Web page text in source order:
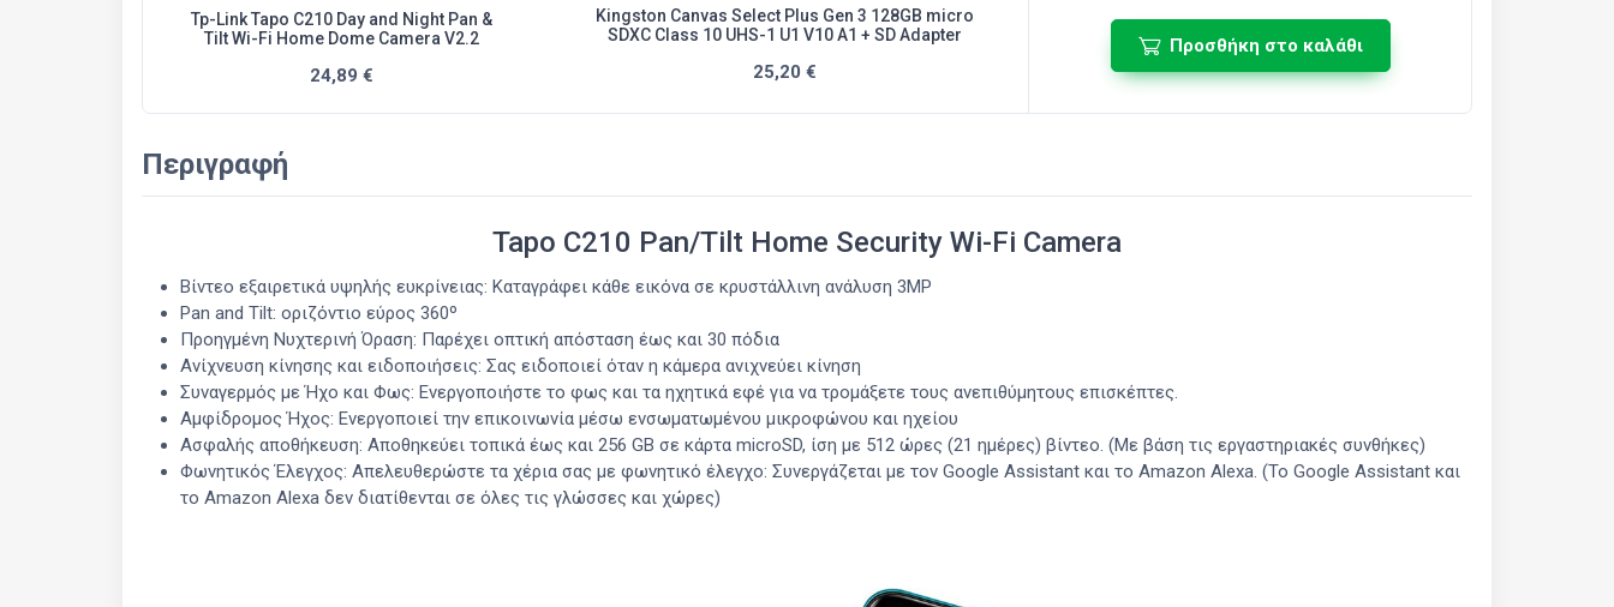
Tp-Link Tapo C210 Day and Night Pan &
Tilt Wi-Fi Home Dome Camera V2.2
24,89 €
Kingston Canvas Select Plus Gen 3 128GB micro
SDXC Class 10 UHS-1 U1 V10 A1 + SD Adapter
25,20 €
Προσθήκη στο καλάθι
Περιγραφή
Tapo C210 Pan/Tilt Home Security Wi-Fi Camera
Βίντεο εξαιρετικά υψηλής ευκρίνειας: Καταγράφει κάθε εικόνα σε κρυστάλλινη ανάλυση 3MP
Pan and Tilt: οριζόντιο εύρος 360º
Προηγμένη Νυχτερινή Όραση: Παρέχει οπτική απόσταση έως και 30 πόδια
Ανίχνευση κίνησης και ειδοποιήσεις: Σας ειδοποιεί όταν η κάμερα ανιχνεύει κίνηση
Συναγερμός με Ήχο και Φως: Ενεργοποιήστε το φως και τα ηχητικά εφέ για να τρομάξετε τους ανεπιθύμητους επισκέπτες.
Αμφίδρομος Ήχος: Ενεργοποιεί την επικοινωνία μέσω ενσωματωμένου μικροφώνου και ηχείου
Ασφαλής αποθήκευση: Αποθηκεύει τοπικά έως και 256 GB σε κάρτα microSD, ίση με 512 ώρες (21 ημέρες) βίντεο. (Με βάση τις εργαστηριακές συνθήκες)
Φωνητικός Έλεγχος: Απελευθερώστε τα χέρια σας με φωνητικό έλεγχο: Συνεργάζεται με τον Google Assistant και το Amazon Alexa. (Το Google Assistant και
το Amazon Alexa δεν διατίθενται σε όλες τις γλώσσες και χώρες)